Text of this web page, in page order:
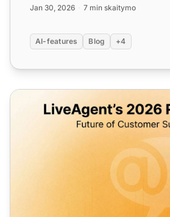
Jan 30, 2026 7 min skaitymo
AI-features Blog +4
LiveAgent 2026 metų planas: